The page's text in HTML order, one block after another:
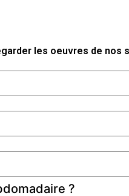
les oeuvres de nos
?